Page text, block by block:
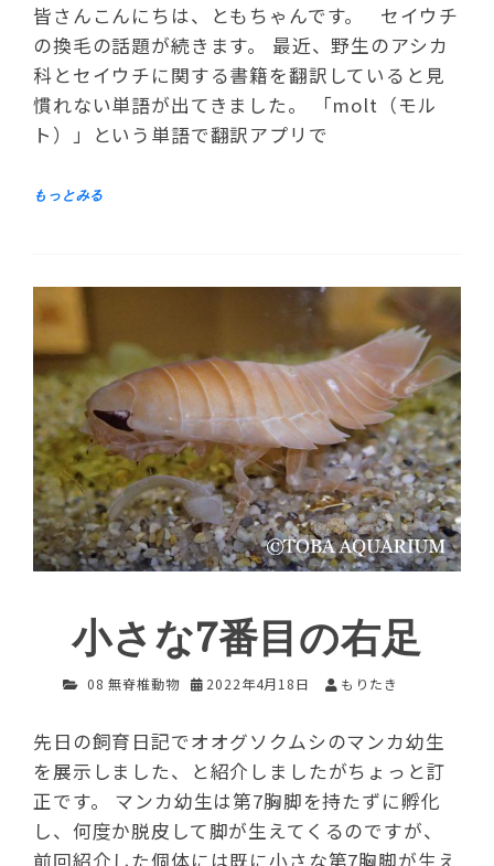
皆さんこんにちは、ともちゃんです。 セイウチ
の換毛の話題が続きます。 最近、野生のアシカ
科とセイウチに関する書籍を翻訳していると見
慣れない単語が出てきました。 「molt（モル
ト）」という単語で翻訳アプリで
小さな7番目の右足
08 無脊椎動物 2022年4月18日 もりたき
先日の飼育日記でオオグソクムシのマンカ幼生
を展示しました、と紹介しましたがちょっと訂
正です。 マンカ幼生は第7胸脚を持たずに孵化
し、何度か脱皮して脚が生えてくるのですが、
前回紹介した個体には既に小さな第7胸脚が生え